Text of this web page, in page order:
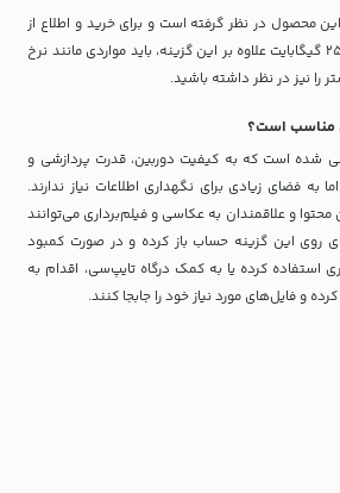
256 گیگابایت علاوه بر این گزینه، باید مواردی مانند نرخ
را نیز در نظر داشته باشید.
مناسب است؟
شده است که به کیفیت دوربین، قدرت پردازشی و
به فضای زیادی برای نگهداری اطلاعات نیاز ندارند.
محتوا و علاقمندان به عکاسی و فیلم‌برداری می‌توانند
روی این گزینه حساب باز کرده و در صورت کمبود
استفاده کرده یا به کمک درگاه تایپ‌سی، اقدام به
و فایل‌های مورد نیاز خود را جابجا کنند.